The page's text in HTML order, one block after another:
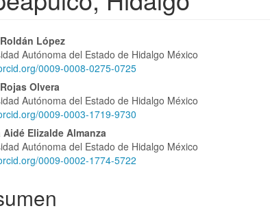
López
Autónoma del Estado de Hidalgo México
0009-0008-0275-0725
Olvera
Autónoma del Estado de Hidalgo México
0009-0003-1719-9730
Aidé Elizalde Almanza
Autónoma del Estado de Hidalgo México
0009-0002-1774-5722